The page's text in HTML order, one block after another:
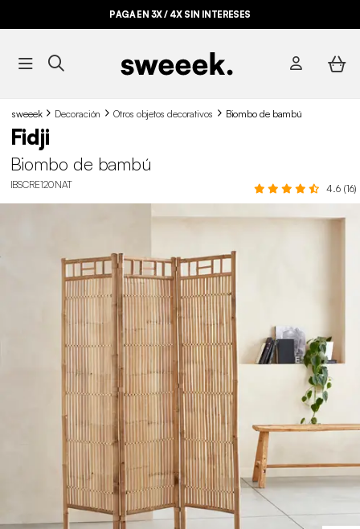
PAGA EN 3X / 4X SIN INTERESES
sweeek Decoración Otros objetos decorativos Biombo de bambú
Fidji
Biombo de bambú
IBSCRE120NAT 4.6 (16)